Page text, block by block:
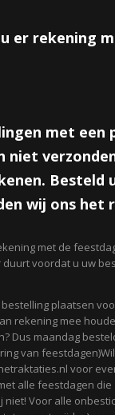
Leuke ronde
Afmeting; 4 cm
Reacties
Save
er rekening
met een
niet
Besteld
wij ons het
met de
duurt voordat u uw
bestelling plaatsen
rekening mee
Dus maandag
van
voor
alle feestdagen
niet! Voor alle